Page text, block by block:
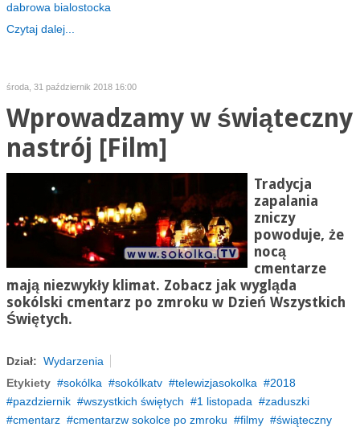
dabrowa bialostocka
Czytaj dalej...
środa, 31 październik 2018 16:00
Wprowadzamy w świąteczny
nastrój [Film]
Tradycja
zapalania
zniczy
powoduje, że
nocą
cmentarze
mają niezwykły klimat. Zobacz jak wygląda
sokólski cmentarz po zmroku w Dzień Wszystkich
Świętych.
Dział: Wydarzenia
Etykiety
sokólka sokólkatv telewizjasokolka
2018
pazdziernik
wszystkich świętych 1 listopada
zaduszki
cmentarz
cmentarzw sokolce po zmroku filmy
świąteczny